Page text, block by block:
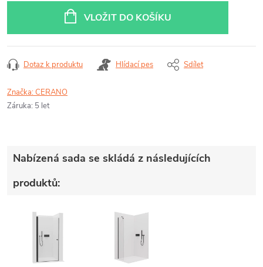
VLOŽIT DO KOŠÍKU
Dotaz k produktu Hlídací pes Sdílet
Značka:CERANO
Záruka: 5 let
Nabízená sada se skládá z následujících
produktů: